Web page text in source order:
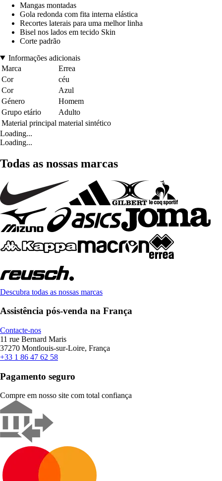
Mangas montadas
Gola redonda com fita interna elástica
Recortes laterais para uma melhor linha
Bisel nos lados em tecido Skin
Corte padrão
Informações adicionais
Marca
Errea
Cor
céu
Cor
Azul
Género
Homem
Grupo etário
Adulto
Material principal material sintético
Loading...
Loading...
Todas as nossas marcas
Descubra todas as nossas marcas
Assistência pós-venda na França
Contacte-nos
11 rue Bernard Maris
37270 Montlouis-sur-Loire, França
+33 1 86 47 62 58
Pagamento seguro
Compre em nosso site com total confiança